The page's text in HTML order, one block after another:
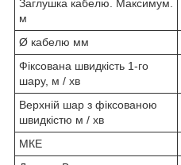
Заглушка кабелю. Максимум.
м
Ø кабелю мм
Фіксована швидкість 1-го
шару, м / хв
Верхній шар з фіксованою
швидкістю м / хв
МКЕ